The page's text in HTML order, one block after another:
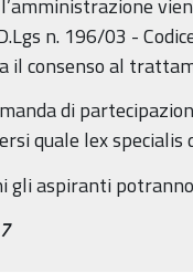
n. 196/03 -
il consenso al
di
quale lex
gli aspiranti